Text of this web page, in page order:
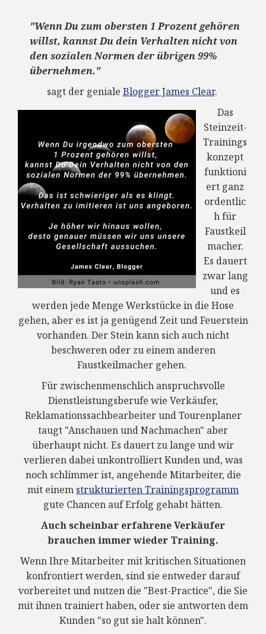
"Wenn Du zum obersten 1 Prozent gehören
willst, kannst Du dein Verhalten nicht von
den sozialen Normen der übrigen 99%
übernehmen."
sagt der geniale Blogger James Clear.
Das
Steinzeit-
Trainings
konzept
funktioni
ert ganz
ordentlic
h für
Faustkeil
macher.
Es dauert
zwar lang
und es
werden jede Menge Werkstücke in die Hose
gehen, aber es ist ja genügend Zeit und Feuerstein
vorhanden. Der Stein kann sich auch nicht
beschweren oder zu einem anderen
Faustkeilmacher gehen.
Für zwischenmenschlich anspruchsvolle
Dienstleistungsberufe wie Verkäufer,
Reklamationssachbearbeiter und Tourenplaner
taugt "Anschauen und Nachmachen" aber
überhaupt nicht. Es dauert zu lange und wir
verlieren dabei unkontrolliert Kunden und, was
noch schlimmer ist, angehende Mitarbeiter, die
mit einem strukturierten Trainingsprogramm
gute Chancen auf Erfolg gehabt hätten.
Auch scheinbar erfahrene Verkäufer
brauchen immer wieder Training.
Wenn Ihre Mitarbeiter mit kritischen Situationen
konfrontiert werden, sind sie entweder darauf
vorbereitet und nutzen die "Best-Practice", die Sie
mit ihnen trainiert haben, oder sie antworten dem
Kunden "so gut sie halt können".